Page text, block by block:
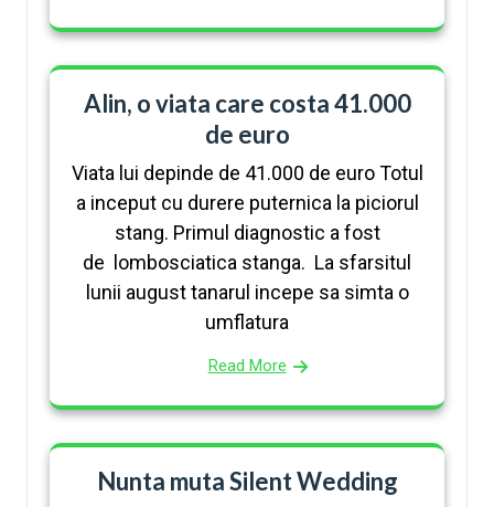
Alin, o viata care costa 41.000
de euro
Viata lui depinde de 41.000 de euro Totul
a inceput cu durere puternica la piciorul
stang. Primul diagnostic a fost
de lombosciatica stanga. La sfarsitul
lunii august tanarul incepe sa simta o
umflatura
Read More
Nunta muta Silent Wedding